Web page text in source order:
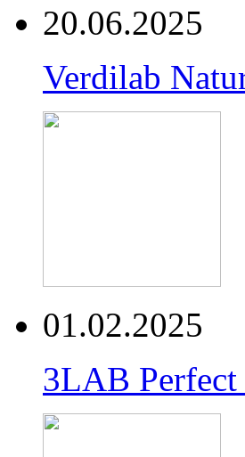
20.06.2025
Verdilab
01.02.2025
3LAB Perfect